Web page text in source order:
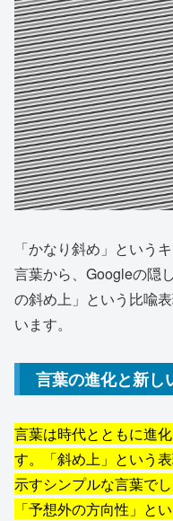
「かなり斜め」という
言葉から、Googleの隠
の斜め上」という比喩
います。
言葉の進化と新し
言葉は時代とともに進
す。「斜め上」という
示すシンプルな言葉で
「予想外の方向性」と